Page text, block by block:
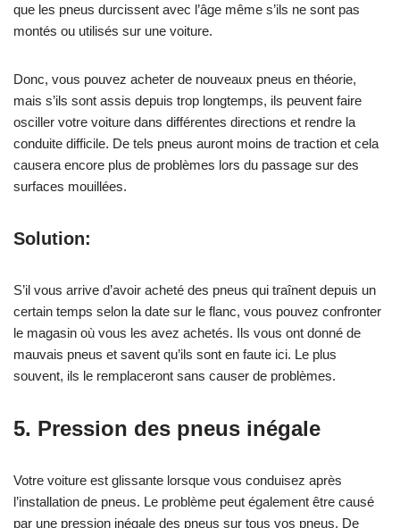
que les pneus durcissent avec l’âge même s’ils ne sont pas
montés ou utilisés sur une voiture.
Donc, vous pouvez acheter de nouveaux pneus en théorie,
mais s’ils sont assis depuis trop longtemps, ils peuvent faire
osciller votre voiture dans différentes directions et rendre la
conduite difficile. De tels pneus auront moins de traction et cela
causera encore plus de problèmes lors du passage sur des
surfaces mouillées.
Solution:
S’il vous arrive d’avoir acheté des pneus qui traînent depuis un
certain temps selon la date sur le flanc, vous pouvez confronter
le magasin où vous les avez achetés. Ils vous ont donné de
mauvais pneus et savent qu’ils sont en faute ici. Le plus
souvent, ils le remplaceront sans causer de problèmes.
5. Pression des pneus inégale
Votre voiture est glissante lorsque vous conduisez après
l’installation de pneus. Le problème peut également être causé
par une pression inégale des pneus sur tous vos pneus. De